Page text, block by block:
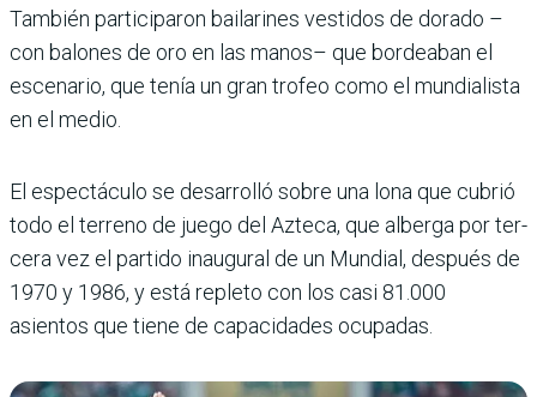
También participaron bai­larines vestidos de dorado –
con balones de oro en las manos– que bordeaban el
escenario, que tenía un gran trofeo como el mundialista
en el medio.
El espectáculo se desarro­lló sobre una lona que cubrió
todo el terreno de juego del Azteca, que alberga por ter­
cera vez el partido inaugu­ral de un Mundial, después de
1970 y 1986, y está repleto con los casi 81.000
asientos que tiene de capacidades ocupadas.